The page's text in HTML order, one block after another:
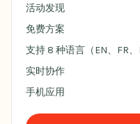
活动发现
免费方案
支持 8 种语言（EN、FR、
实时协作
手机应用